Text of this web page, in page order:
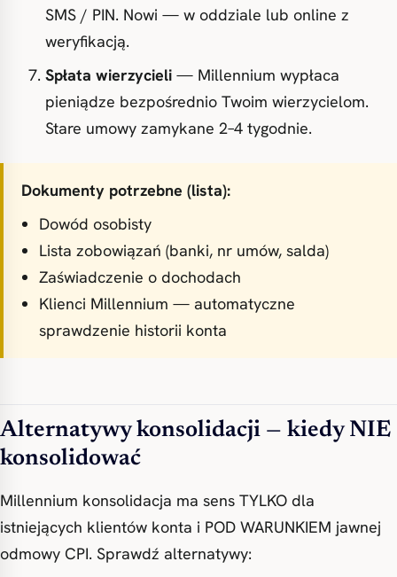
SMS / PIN. Nowi — w oddziale lub online z
weryfikacją.
Spłata wierzycieli — Millennium wypłaca
pieniądze bezpośrednio Twoim wierzycielom.
Stare umowy zamykane 2–4 tygodnie.
Dokumenty potrzebne (lista):
Dowód osobisty
Lista zobowiązań (banki, nr umów, salda)
Zaświadczenie o dochodach
Klienci Millennium — automatyczne
sprawdzenie historii konta
Alternatywy konsolidacji — kiedy NIE
konsolidować
Millennium konsolidacja ma sens TYLKO dla
istniejących klientów konta i POD WARUNKIEM jawnej
odmowy CPI. Sprawdź alternatywy: